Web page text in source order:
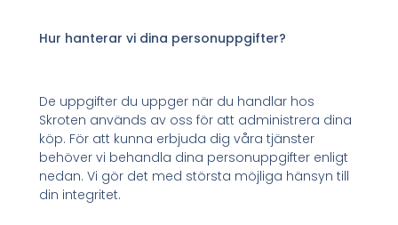
Hur hanterar vi dina personuppgifter?
De uppgifter du uppger när du handlar hos
Skroten används av oss för att administrera dina
köp. För att kunna erbjuda dig våra tjänster
behöver vi behandla dina personuppgifter enligt
nedan. Vi gör det med största möjliga hänsyn till
din integritet.